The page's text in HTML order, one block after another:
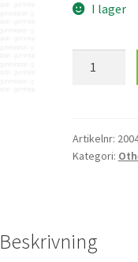
I lager
begins
mängd
Artikelnr:
Kategori:
Beskrivning